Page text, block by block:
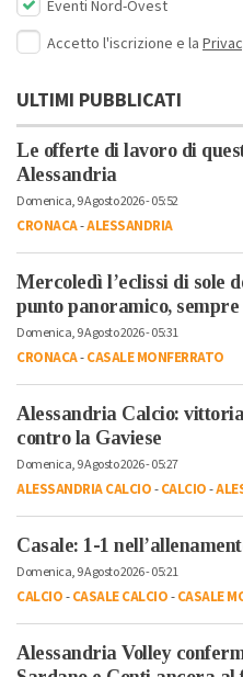
Eventi Nord-Ovest
Accetto l'iscrizione e la
ULTIMI PUBBLICATI
Le offerte di lavoro di
Alessandria
Domenica, 9 Agosto 2026 - 05:52
CRONACA-ALESSANDRIA
Mercoledì l’eclissi di sole
punto panoramico,
Domenica, 9 Agosto 2026 - 05:31
CRONACA-CASALE MONFERRATO
Alessandria Calcio:
contro la Gaviese
Domenica, 9 Agosto 2026 - 05:27
ALESSANDRIA CALCIO-CALCIO-
Casale: 1-1
Domenica, 9 Agosto 2026 - 05:21
CALCIO-CASALE CALCIO-CASALE
Alessandria Volley